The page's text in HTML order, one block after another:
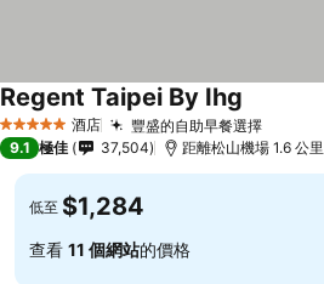
5 星級 酒店 豐盛的自助早餐選擇
Regent Taipei By Ihg
9.1 極佳 37,504 距離松山機場 1.6 公里
低至 $1,284
查看 11 個網站的價格